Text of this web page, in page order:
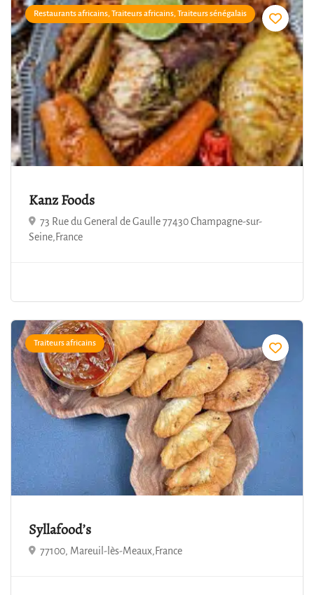
3.4
Restaurants africains, Traiteurs africains, Traiteurs sénégalais
Kanz Foods
73 Rue du General de Gaulle 77430 Champagne-sur-
Seine,France
Traiteurs africains
Syllafood’s
77100, Mareuil-lès-Meaux,France